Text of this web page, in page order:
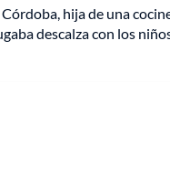
hija de una
descalza con los